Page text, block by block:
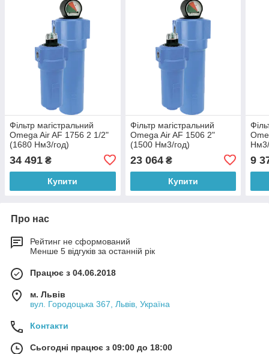
Фільтр магістральний
Omega Air AF 1756 2 1/2"
(1680 Нм3/год)
34 491 ₴
Купити
Фільтр магістральний
Omega Air AF 1506 2"
(1500 Нм3/год)
23 064₴
Купити
9
Про нас
Рейтинг не сформований
Менше 5 відгуків за останній рік
Працює з 04.06.2018
м. Львів
вул. Городоцька 367, Львів, Україна
Контакти
Сьогодні працює з 09:00 до 18:00